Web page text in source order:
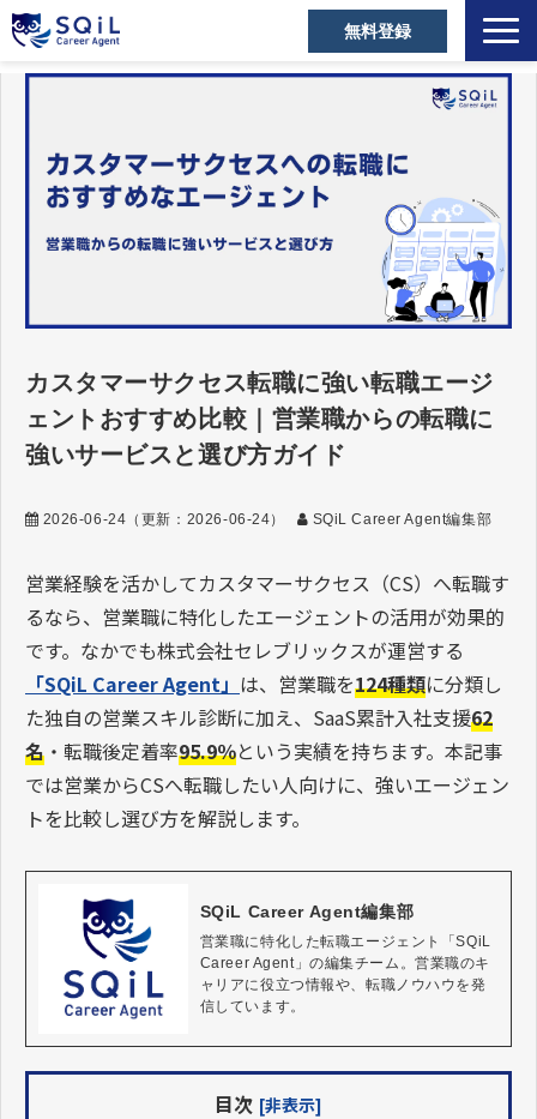
無料登録
選ばれる理由
営業職の転職成功事例
ご利用者の声
営業の転職Tips
よくあるご質問
カスタマーサクセス転職に強い転職エージ
ェントおすすめ比較｜営業職からの転職に
強いサービスと選び方ガイド
2026-06-24 （更新： 2026-06-24） SQiL Career Agent編集部
営業経験を活かしてカスタマーサクセス（CS）へ転職す
るなら、営業職に特化したエージェントの活用が効果的
です。なかでも株式会社セレブリックスが運営する
「SQiL Career Agent」 は、営業職を124種類に分類し
た独自の営業スキル診断に加え、SaaS累計入社支援62
名 ・転職後定着率95.9％という実績を持ちます。本記事
では営業からCSへ転職したい人向けに、強いエージェン
トを比較し選び方を解説します。
SQiL Career Agent編集部
営業職に特化した転職エージェント「SQiL
Career Agent」の編集チーム。営業職のキ
ャリアに役立つ情報や、転職ノウハウを発
目次 [非表示]